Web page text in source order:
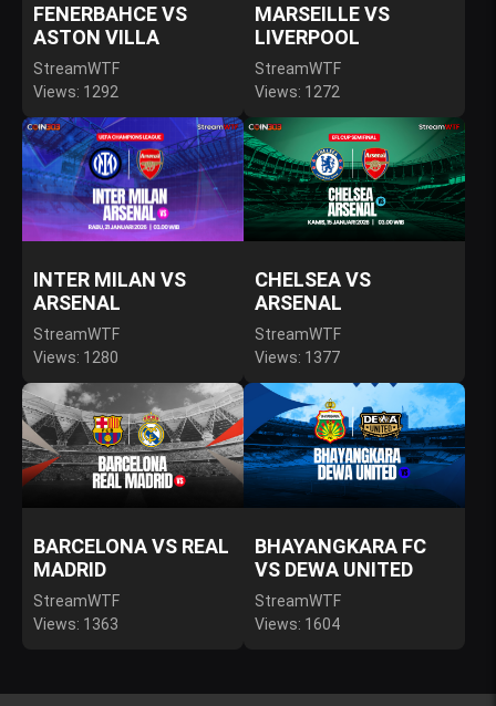
FENERBAHCE VS
ASTON VILLA
StreamWTF
Views: 1292
MARSEILLE VS
LIVERPOOL
StreamWTF
Views: 1272
INTER MILAN VS
ARSENAL
StreamWTF
Views: 1280
CHELSEA VS
ARSENAL
StreamWTF
Views: 1377
BARCELONA VS REAL
MADRID
StreamWTF
Views: 1363
BHAYANGKARA FC
VS DEWA UNITED
StreamWTF
Views: 1604